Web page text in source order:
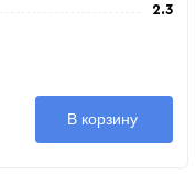
2.3
В корзину